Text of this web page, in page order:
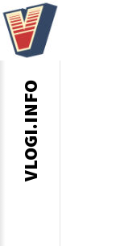
VLOGI.INFO